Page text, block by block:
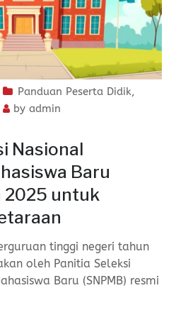
Panduan Peserta Didik,
by admin
Nasional
Baru
2025 untuk
tinggi negeri tahun
oleh Panitia Seleksi
Baru (SNPMB) resmi